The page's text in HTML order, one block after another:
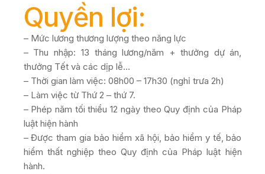
Quyền lợi:
– Mức lương thương lượng theo năng lực
– Thu nhập: 13 tháng lương/năm + thưởng dự án,
thưởng Tết và các dịp lễ…
– Thời gian làm việc: 08h00 – 17h30 (nghỉ trưa 2h)
– Làm việc từ Thứ 2 – thứ 7.
– Phép năm tối thiểu 12 ngày theo Quy định của Pháp
luật hiện hành
– Được tham gia bảo hiểm xã hội, bảo hiểm y tế, bảo
hiểm thất nghiệp theo Quy định của Pháp luật hiện
hành.